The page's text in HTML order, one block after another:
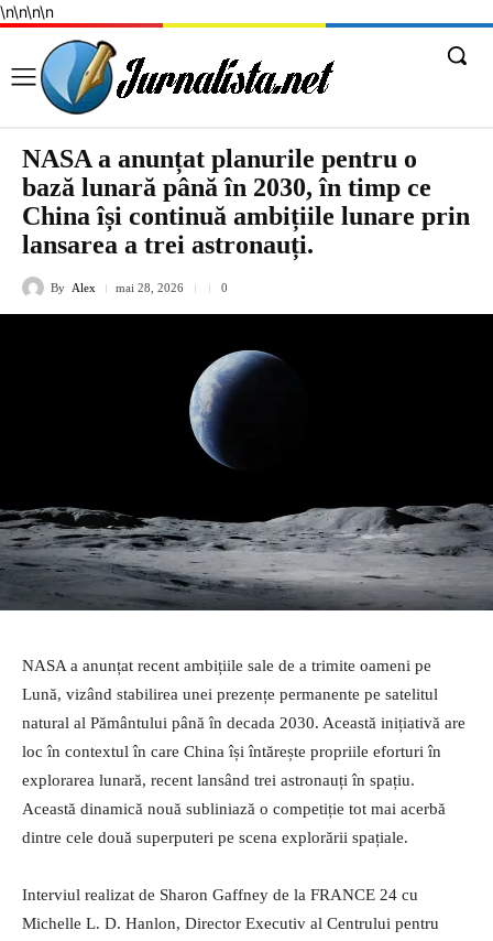
\n\n\n\n
NASA a anunțat planurile pentru o
bază lunară până în 2030, în timp ce
China își continuă ambițiile lunare prin
lansarea a trei astronauți.
By Alex mai 28, 2026 0
NASA a anunțat recent ambițiile sale de a trimite oameni pe
Lună, vizând stabilirea unei prezențe permanente pe satelitul
natural al Pământului până în decada 2030. Această inițiativă are
loc în contextul în care China își întărește propriile eforturi în
explorarea lunară, recent lansând trei astronauți în spațiu.
Această dinamică nouă subliniază o competiție tot mai acerbă
dintre cele două superputeri pe scena explorării spațiale.
Interviul realizat de Sharon Gaffney de la FRANCE 24 cu
Michelle L. D. Hanlon, Director Executiv al Centrului pentru